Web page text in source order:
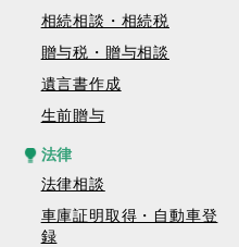
相続相談・相続税
贈与税・贈与相談
遺言書作成
生前贈与
法律
法律相談
車庫証明取得・自動車登
録